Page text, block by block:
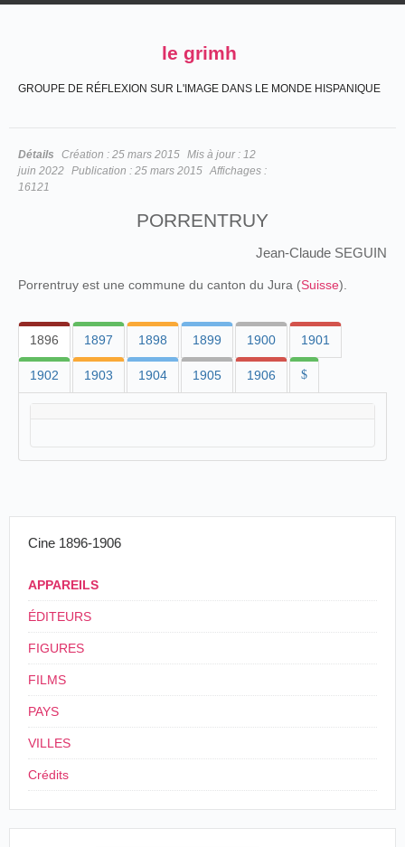
le grimh
GROUPE DE RÉFLEXION SUR L'IMAGE DANS LE MONDE HISPANIQUE
Détails Création : 25 mars 2015 Mis à jour : 12
juin 2022 Publication : 25 mars 2015 Affichages :
16121
PORRENTRUY
Jean-Claude SEGUIN
Porrentruy est une commune du canton du Jura (Suisse).
1896 1897 1898 1899 1900 1901
1902 1903 1904 1905 1906 $
Cine 1896-1906
APPAREILS
ÉDITEURS
FIGURES
FILMS
PAYS
VILLES
Crédits